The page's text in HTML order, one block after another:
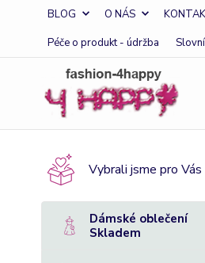
BLOG O NÁS
Péče o produkt - údržba
Vybrali jsme pro Vás
Dámské oblečení
Skladem